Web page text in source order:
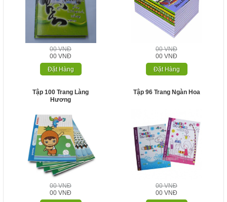
00 VNĐ
00 VNĐ
Đặt Hàng
00 VNĐ
00 VNĐ
Đặt Hàng
Tập 100 Trang Làng
Hương
00 VNĐ
00 VNĐ
Tập 96 Trang Ngàn Hoa
00 VNĐ
00 VNĐ